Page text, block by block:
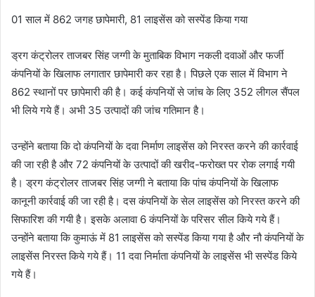
01 साल में 862 जगह छापेमारी, 81 लाइसेंस को सस्पेंड किया गया
ड्रग कंट्रोलर ताजबर सिंह जग्गी के मुताबिक विभाग नकली दवाओं और फर्जी
कंपनियों के खिलाफ लगातार छापेमारी कर रहा है। पिछले एक साल में विभाग ने
862 स्थानों पर छापेमारी की है। कई कंपनियों से जांच के लिए 352 लीगल सैंपल
भी लिये गये हैं। अभी 35 उत्पादों की जांच गतिमान है।
उन्होंने बताया कि दो कंपनियों के दवा निर्माण लाइसेंस को निरस्त करने की कार्रवाई
की जा रही है और 72 कंपनियों के उत्पादों की खरीद-फरोख्त पर रोक लगाई गयी
है। ड्रग कंट्रोलर ताजबर सिंह जग्गी ने बताया कि पांच कंपनियों के खिलाफ
कानूनी कार्रवाई की जा रही है। दस कंपनियों के सेल लाइसेंस को निरस्त करने की
सिफारिश की गयी है। इसके अलावा 6 कंपनियों के परिसर सील किये गये हैं।
उन्होंने बताया कि कुमाऊं में 81 लाइसेंस को सस्पेंड किया गया है और नौ कंपनियों के
लाइसेंस निरस्त किये गये हैं। 11 दवा निर्माता कंपनियों के लाइसेंस भी सस्पेंड किये
गये हैं।